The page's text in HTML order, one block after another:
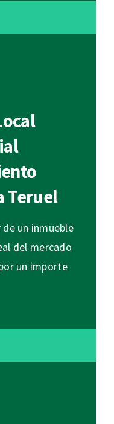
Teruel
un inmueble
del mercado
un importe